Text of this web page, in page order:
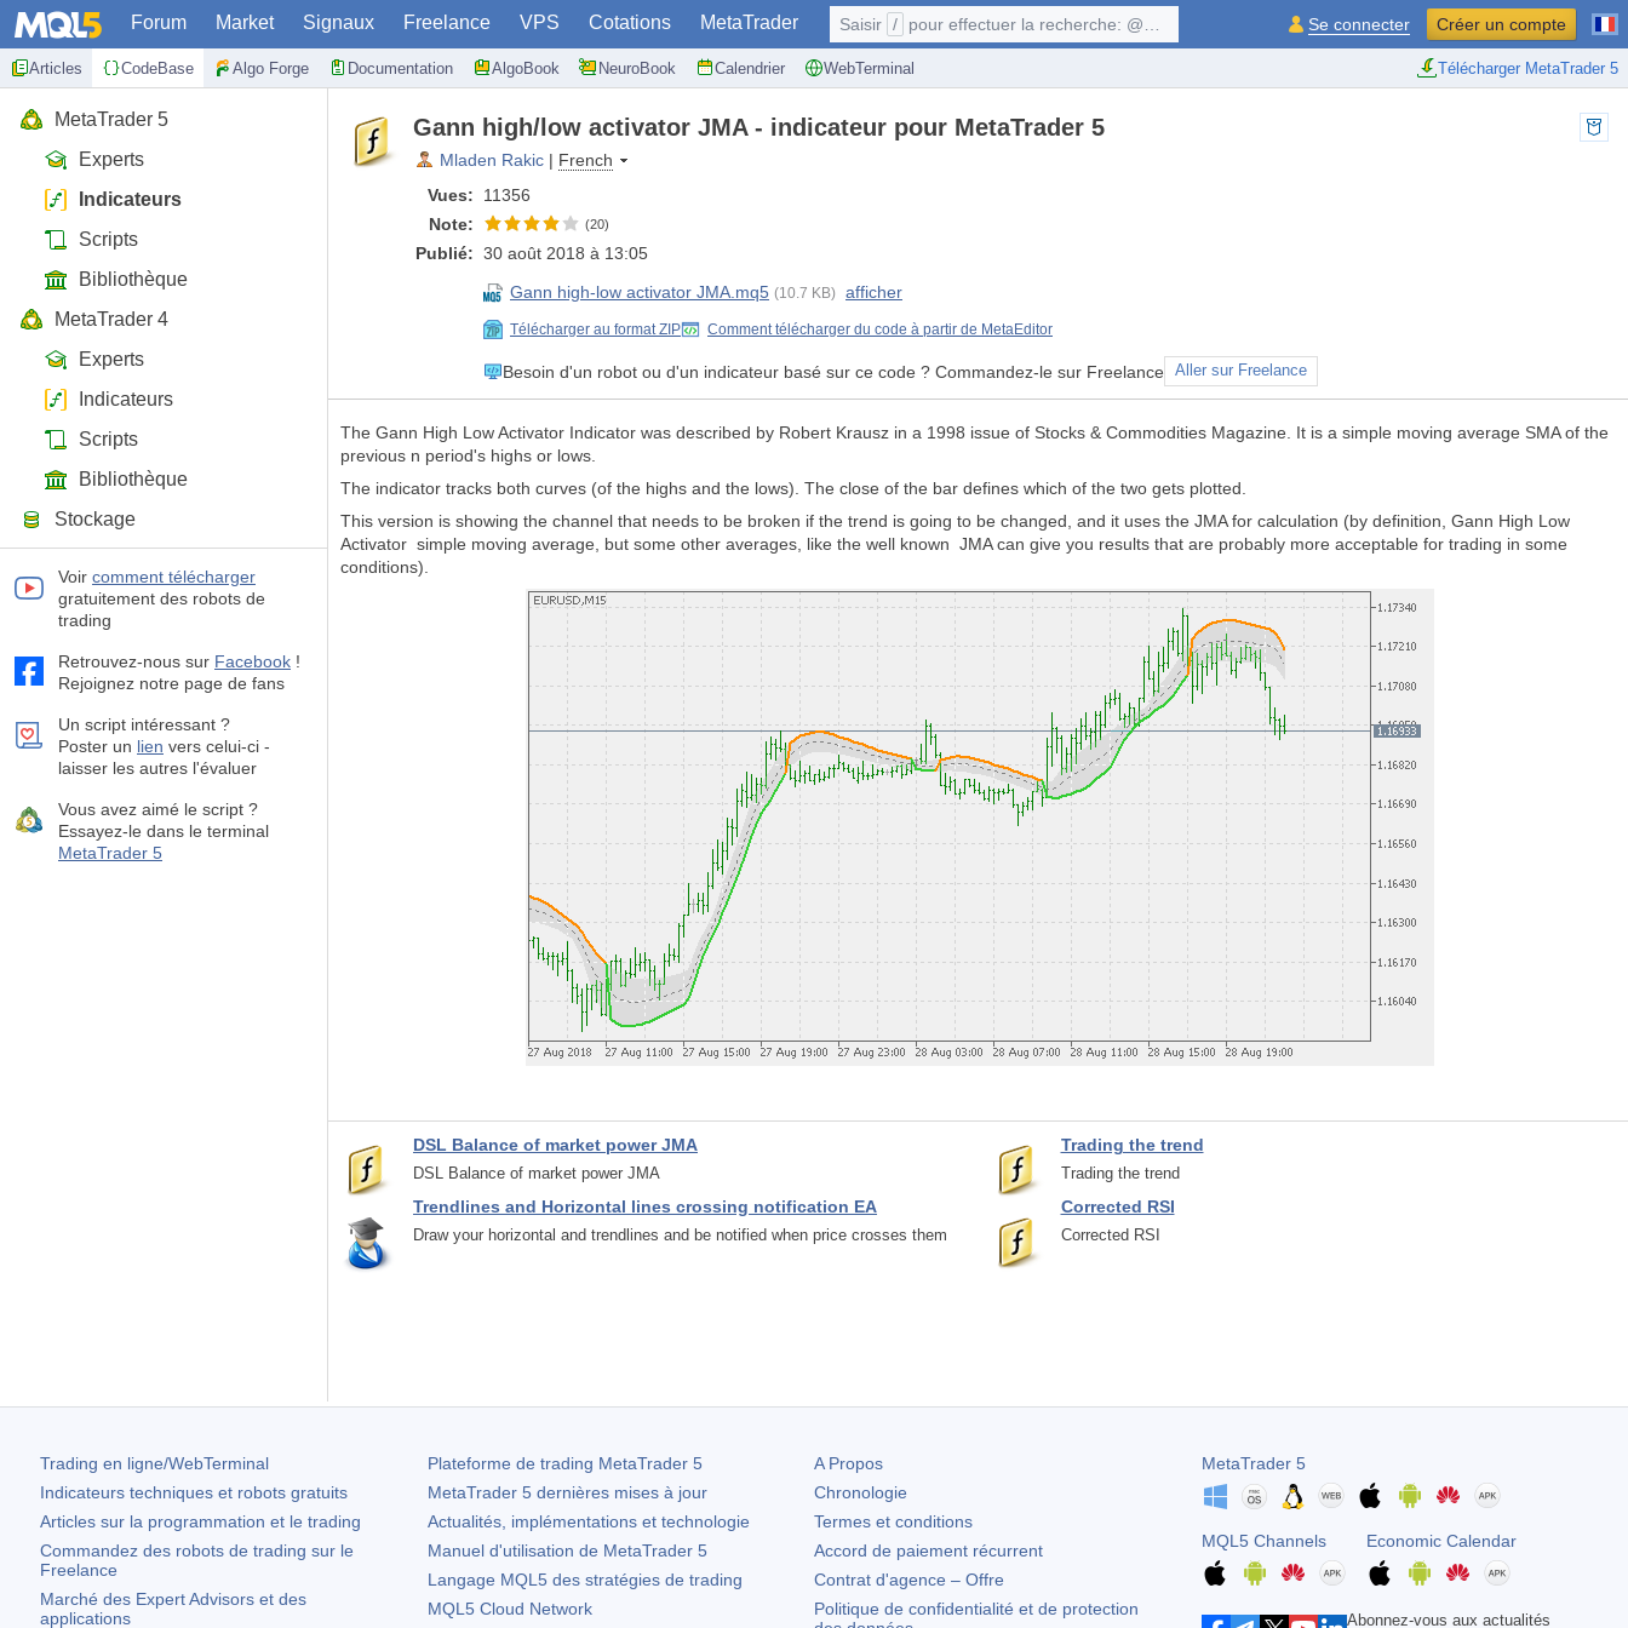
Forum Market Signaux Freelance VPS Cotations MetaTrader
Articles CodeBase Algo Forge Documentation AlgoBook NeuroBook Calendrier WebTerminal Télécharger MetaTrader 5
Saisir / pour effectuer la recherche: @user, $symbol, ... Se connecter Créer un compte
MetaTrader 5
Experts
Indicateurs
Scripts
Bibliothèque
MetaTrader 4
Experts
Indicateurs
Scripts
Bibliothèque
Stockage
Voir comment télécharger
gratuitement des robots de
trading
Retrouvez-nous sur Facebook !
Rejoignez notre page de fans
Un script intéressant ?
Poster un lien vers celui-ci -
laisser les autres l'évaluer
Vous avez aimé le script ?
Essayez-le dans le terminal
MetaTrader 5
Gann high/low activator JMA - indicateur pour MetaTrader 5
Mladen Rakic | French
Vues:
11356
Note:
(20)
Publié: 30 août 2018 à 13:05
Gann high-low activator JMA.mq5 (10.7 KB) afficher
Télécharger au format ZIP Comment télécharger du code à partir de MetaEditor
Besoin d'un robot ou d'un indicateur basé sur ce code ? Commandez-le sur Freelance Aller sur Freelance
The Gann High Low Activator Indicator was described by Robert Krausz in a 1998 issue of Stocks & Commodities Magazine. It is a simple moving average SMA of the
previous n period's highs or lows.
The indicator tracks both curves (of the highs and the lows). The close of the bar defines which of the two gets plotted.
This version is showing the channel that needs to be broken if the trend is going to be changed, and it uses the JMA for calculation (by definition, Gann High Low
Activator simple moving average, but some other averages, like the well known JMA can give you results that are probably more acceptable for trading in some
conditions).
Trading the trend
Trading the trend
Corrected RSI
Corrected RSI
DSL Balance of market power JMA
DSL Balance of market power JMA
Trendlines and Horizontal lines crossing notification EA
Draw your horizontal and trendlines and be notified when price crosses them
Trading en ligne/WebTerminal
Indicateurs techniques et robots gratuits
Articles sur la programmation et le trading
Commandez des robots de trading sur le
Freelance
Marché des Expert Advisors et des
applications
Plateforme de trading MetaTrader 5
MetaTrader 5dernières mises à jour
Actualités, implémentations et technologie
Manuel d'utilisation de MetaTrader 5
Langage MQL5 des stratégies de trading
MQL5 Cloud Network
A Propos
Chronologie
Termes et conditions
Accord de paiement récurrent
Contrat d'agence – Offre
Politique de confidentialité et de protection
MetaTrader 5
MQL5 Channels Economic Calendar
Abonnez-vous aux actualités